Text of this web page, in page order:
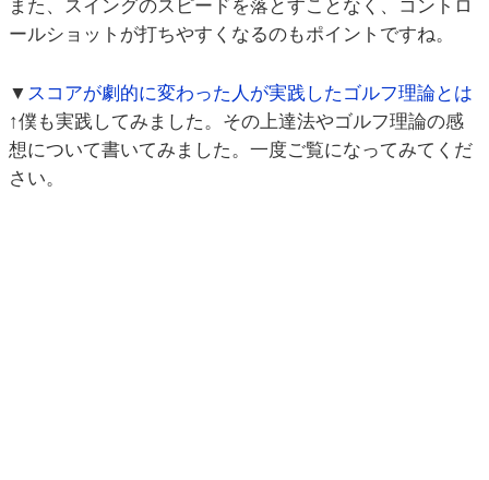
また、スイングのスピードを落とすことなく、コントロ
ールショットが打ちやすくなるのもポイントですね。
▼ スコアが劇的に変わった人が実践したゴルフ理論とは
↑僕も実践してみました。その上達法やゴルフ理論の感
想について書いてみました。一度ご覧になってみてくだ
さい。